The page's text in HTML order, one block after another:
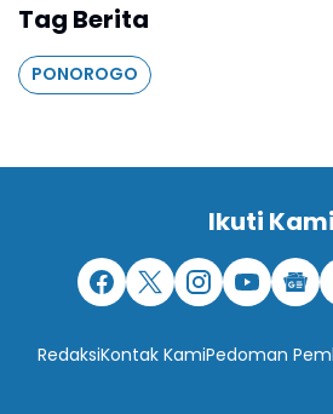
Tag Berita
PONOROGO
Ikuti Kami
RedaksiKontak KamiPedoman